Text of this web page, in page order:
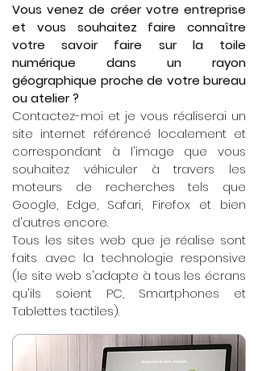
Vous venez de créer votre entreprise
et vous souhaitez faire connaître
votre savoir faire sur la toile
numérique dans un rayon
géographique proche de votre bureau
ou atelier ?
Contactez-moi et je vous réaliserai un
site internet référencé localement et
correspondant à l'image que vous
souhaitez véhiculer à travers les
moteurs de recherches tels que
Google, Edge, Safari, Firefox et bien
d'autres encore.
Tous les sites web que je réalise sont
faits avec la technologie responsive
(le site web s'adapte à tous les écrans
qu'ils soient PC, Smartphones et
Tablettes tactiles).